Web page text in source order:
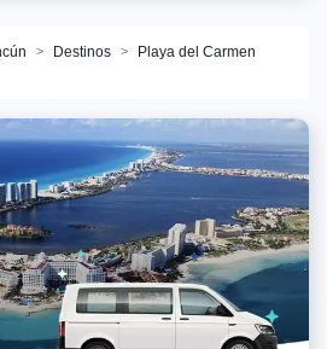
Destinos
Playa del Carmen